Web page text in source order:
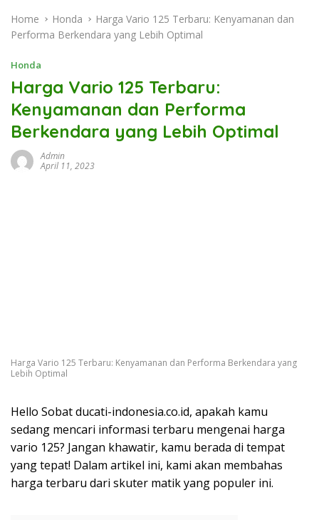
Home Honda
Harga Vario 125 Terbaru: Kenyamanan dan
Performa Berkendara yang Lebih Optimal
Honda
Harga Vario 125 Terbaru:
Kenyamanan dan Performa
Berkendara yang Lebih Optimal
Admin
April 11, 2023
Harga Vario 125 Terbaru: Kenyamanan dan Performa Berkendara yang
Lebih Optimal
Hello Sobat ducati-indonesia.co.id, apakah kamu
sedang mencari informasi terbaru mengenai harga
vario 125? Jangan khawatir, kamu berada di tempat
yang tepat! Dalam artikel ini, kami akan membahas
harga terbaru dari skuter matik yang populer ini.